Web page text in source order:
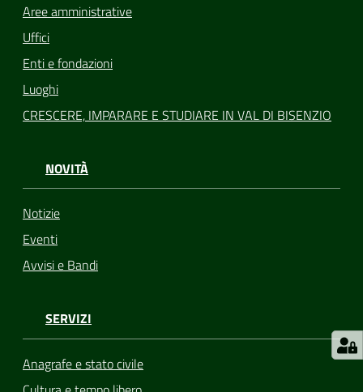
Aree amministrative
Uffici
Enti e fondazioni
Luoghi
CRESCERE, IMPARARE E STUDIARE IN VAL DI BISENZIO
NOVITÀ
Notizie
Eventi
Avvisi e Bandi
SERVIZI
Anagrafe e stato civile